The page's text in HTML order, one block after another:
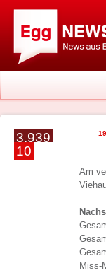
3.939
10
Am
Miss-